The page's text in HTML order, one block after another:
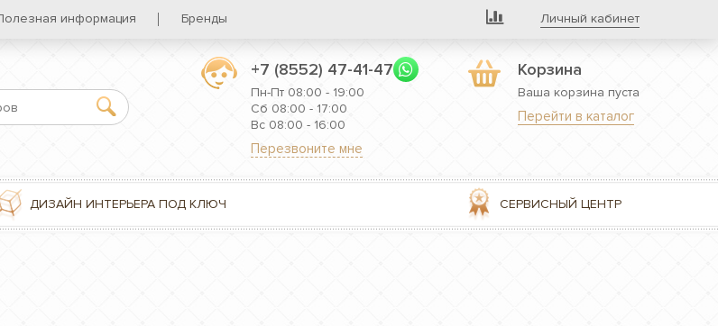
информация Бренды Личный кабинет
Корзина
Ваша корзина пуста
Перейти в каталог
+7 (8552) 47-41-47
Пн-Пт 08:00 - 19:00
Сб 08:00 - 17:00
Вс 08:00 - 16:00
Перезвоните мне
ДИЗАЙН ИНТЕРЬЕРА ПОД КЛЮЧ СЕРВИСНЫЙ ЦЕНТР